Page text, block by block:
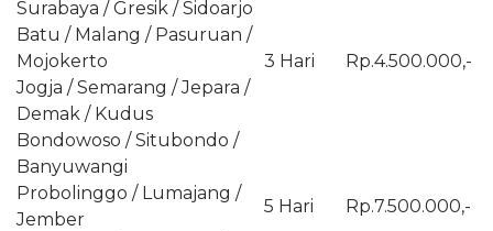
Surabaya / Gresik / Sidoarjo
Batu / Malang / Pasuruan /
Mojokerto
Jogja / Semarang / Jepara /
Demak / Kudus
3 Hari Rp.4.500.000,-
Bondowoso / Situbondo /
Banyuwangi
Probolinggo / Lumajang /
Jember
5 Hari Rp.7.500.000,-